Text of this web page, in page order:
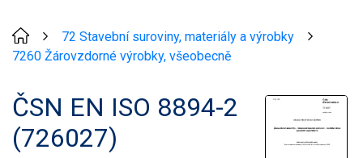
72 Stavební suroviny, materiály a výrobky
7260 Žárovzdorné výrobky, všeobecně
ČSN EN ISO 8894-2
(726027)